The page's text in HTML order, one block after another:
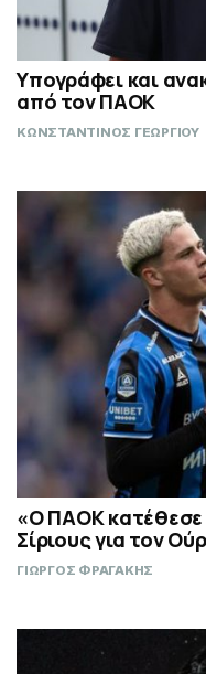
Υπογράφει και
από τον ΠΑΟΚ
ΚΩΝΣΤΑΝΤΙΝΟΣ ΓΕΩΡΓΙΟΥ
«Ο ΠΑΟΚ κατέθεσε
Σίριους για τον
ΓΙΩΡΓΟΣ ΦΡΑΓΑΚΗΣ